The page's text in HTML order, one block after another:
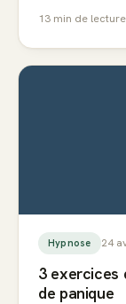
13 min de lecture
Hypnose 24
3 exercices
de panique